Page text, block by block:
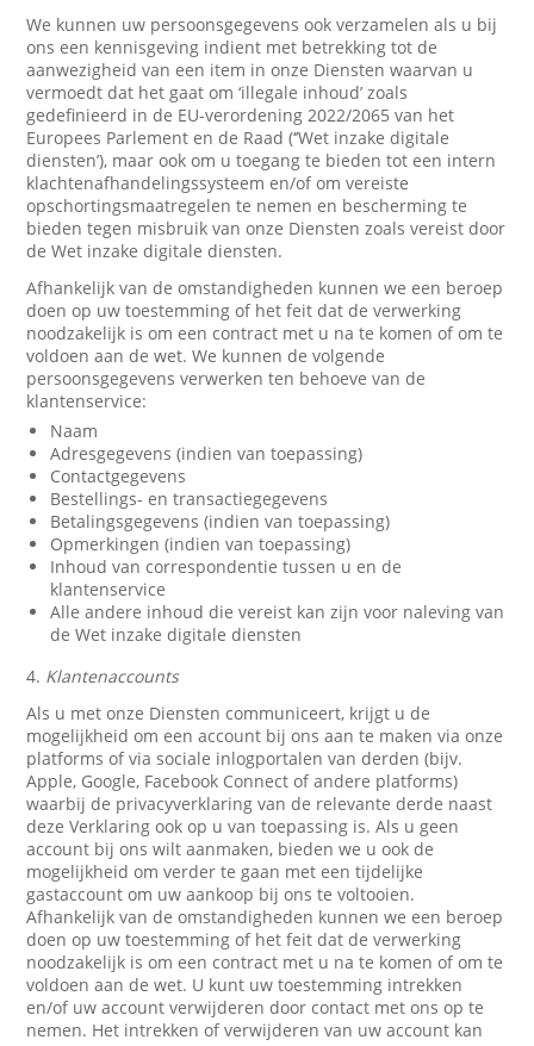
We kunnen uw persoonsgegevens ook verzamelen als u bij
ons een kennisgeving indient met betrekking tot de
aanwezigheid van een item in onze Diensten waarvan u
vermoedt dat het gaat om ‘illegale inhoud’ zoals
gedefinieerd in de EU-verordening 2022/2065 van het
Europees Parlement en de Raad (‘’Wet inzake digitale
diensten’), maar ook om u toegang te bieden tot een intern
klachtenafhandelingssysteem en/of om vereiste
opschortingsmaatregelen te nemen en bescherming te
bieden tegen misbruik van onze Diensten zoals vereist door
de Wet inzake digitale diensten.
Afhankelijk van de omstandigheden kunnen we een beroep
doen op uw toestemming of het feit dat de verwerking
noodzakelijk is om een contract met u na te komen of om te
voldoen aan de wet. We kunnen de volgende
persoonsgegevens verwerken ten behoeve van de
klantenservice:
Naam
Adresgegevens (indien van toepassing)
Contactgegevens
Bestellings- en transactiegegevens
Betalingsgegevens (indien van toepassing)
Opmerkingen (indien van toepassing)
Inhoud van correspondentie tussen u en de
klantenservice
Alle andere inhoud die vereist kan zijn voor naleving van
de Wet inzake digitale diensten
4. Klantenaccounts
Als u met onze Diensten communiceert, krijgt u de
mogelijkheid om een account bij ons aan te maken via onze
platforms of via sociale inlogportalen van derden (bijv.
Apple, Google, Facebook Connect of andere platforms)
waarbij de privacyverklaring van de relevante derde naast
deze Verklaring ook op u van toepassing is. Als u geen
account bij ons wilt aanmaken, bieden we u ook de
mogelijkheid om verder te gaan met een tijdelijke
gastaccount om uw aankoop bij ons te voltooien.
Afhankelijk van de omstandigheden kunnen we een beroep
doen op uw toestemming of het feit dat de verwerking
noodzakelijk is om een contract met u na te komen of om te
voldoen aan de wet. U kunt uw toestemming intrekken
en/of uw account verwijderen door contact met ons op te
nemen. Het intrekken of verwijderen van uw account kan